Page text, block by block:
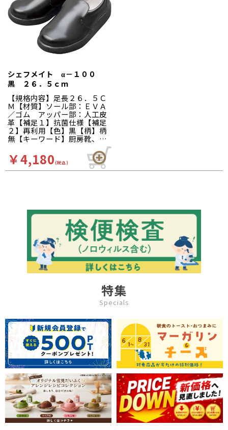
耐滑・快適を基本コンセプト
に開発されました。滑りにく
い…滑りにくい防滑グリット
ソールには他方向に効くウィ
ンドミルパターンを採用。滑
りやすい床や雨の日等にも優
れた防滑性を発揮します。疲
クッション性の良いインソー
ルが長時間の立ち作業をサポ
ートします。足幅ゆったり３
Ｅサイズ…つま先部分までゆ
ったりとした３Ｅ設計。
シェフメイト α－１００
黒 ２６．５ｃｍ
【規格内容】足長２６．５Ｃ
Ｍ【材質】ソール部：ＥＶＡ
／ゴム アッパー部：人工皮
革【補足１】抗菌仕様【補足
２】再利用【色】黒【柄】柄
無【キーワード】厨房靴、滑
りにくい、工場 靴底は軽く
て滑りにくいハイグリップ仕
様。長時間の作業による疲労
を軽減、快適な着用感のため
ー「シェフメイト」は清潔・
耐滑・快適を基本コンセプト
に開発されました。滑りにく
い…滑りにくい防滑グリット
ソールには他方向に効くウィ
ンドミルパターンを採用。滑
りやすい床や雨の日等にも優
れた防滑性を発揮します。疲
れにくい…靴自体が軽量で、
クッション性の良いインソー
ルが長時間の立ち作業をサポ
ートします。足幅ゆったり３
Ｅサイズ…つま先部分までゆ
ったりとした３Ｅ設計。
￥4,180(税込)
特集
Specials